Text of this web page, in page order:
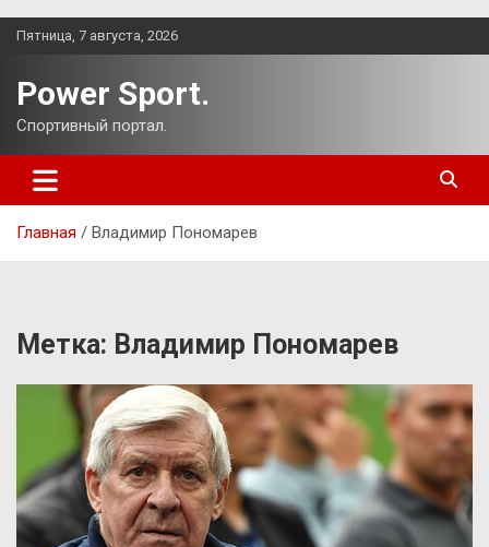
Перейти
Пятница, 7 августа, 2026
Power Sport.
Спортивный портал.
Главная Владимир Пономарев
Метка: Владимир Пономарев